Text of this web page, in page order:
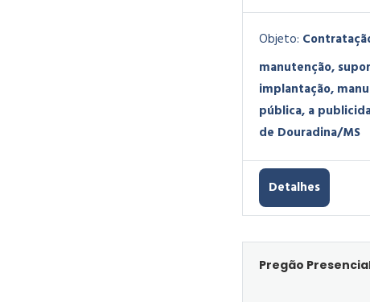
Objeto:
manutenção,
implantação,
pública, a
de Douradina/MS
Detalhes
Pregão Presencial: